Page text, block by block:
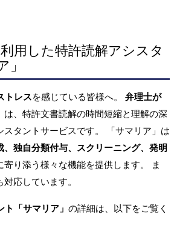
用した特許読解アシスタ
」
トレスを感じている皆様へ。 弁理士が
は、特許文書読解の時間短縮と理解の深
スタントサービスです。 「サマリア」は
、独自分類付与、スクリーニング、発明
寄り添う様々な機能を提供します。 ま
応しています。
「サマリア」 の詳細は、以下をご覧く